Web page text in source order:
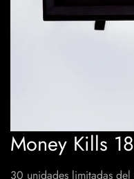
Money Kills
30 unidades limitadas